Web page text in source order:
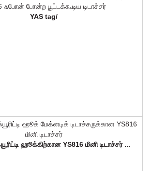
YAS tag/
ஹூக்கிற்கான YS816 மினி டிடாச்சர் ...